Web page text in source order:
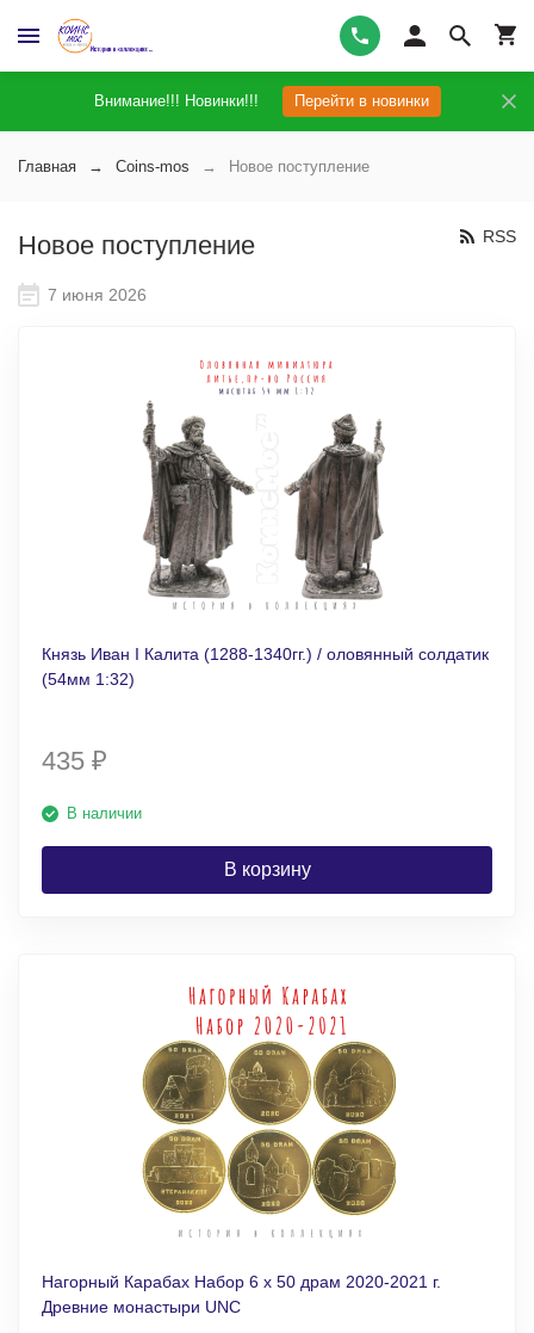
Внимание!!! Новинки!!! Перейти в новинки
Главная Coins-mos Новое поступление
Новое поступление RSS
7 июня 2026
Князь Иван I Калита (1288-1340гг.) / оловянный солдатик
(54мм 1:32)
435 ₽
В наличии
В корзину
Нагорный Карабах Набор 6 х 50 драм 2020-2021 г.
Древние монастыри UNC